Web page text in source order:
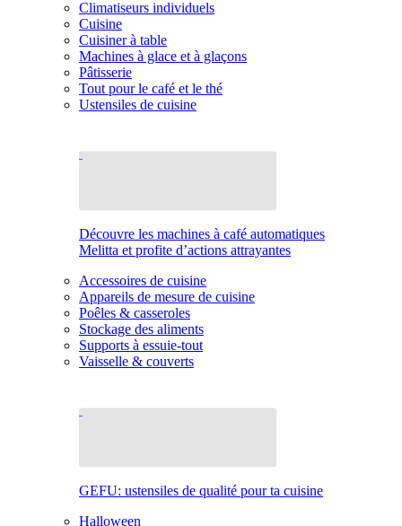
Climatiseurs individuels
Cuisine
Cuisiner à table
Machines à glace et à glaçons
Pâtisserie
Tout pour le café et le thé
Ustensiles de cuisine
Découvre les machines à café automatiques
Melitta et profite d’actions attrayantes
Accessoires de cuisine
Appareils de mesure de cuisine
Poêles & casseroles
Stockage des aliments
Supports à essuie-tout
Vaisselle & couverts
GEFU: ustensiles de qualité pour ta cuisine
Halloween